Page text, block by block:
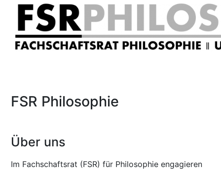
FSR Philosophie
Über uns
Im Fachschaftsrat (FSR) für Philosophie engagieren